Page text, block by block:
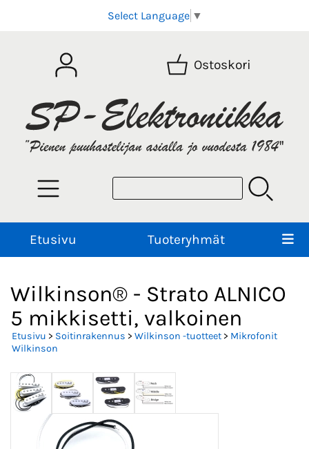
Select Language ▼
Ostoskori
Etusivu Tuoteryhmät
Wilkinson® - Strato ALNICO
5 mikkisetti, valkoinen
Etusivu > Soitinrakennus > Wilkinson -tuotteet> Mikrofonit
Wilkinson